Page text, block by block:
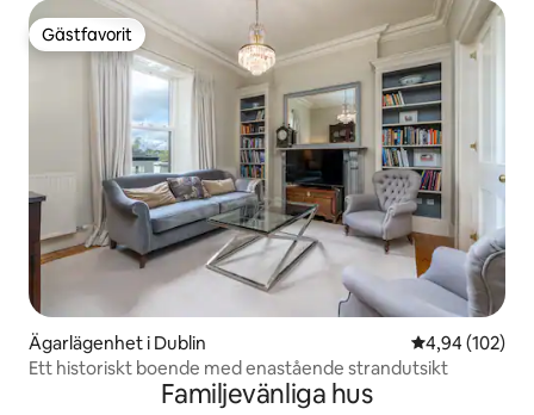
Gästfavorit
Gästfavorit
Ägarlägenhet i Dublin 4,94 av 5 i
4,94 (102)
Ett historiskt boende med enastående strandutsikt
Familjevänliga hus